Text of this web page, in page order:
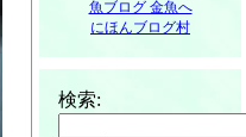
にほんブログ村
検索: